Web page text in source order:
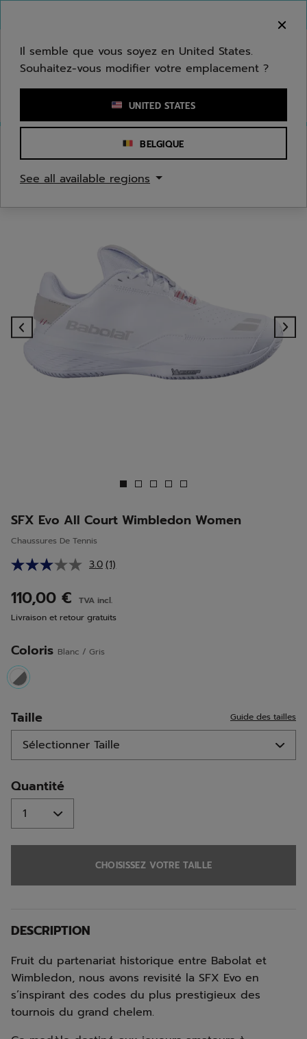
Saisir un mot clé ou un numéro d'article
Previous
SFX Evo All Court Wimbledon Women
Chaussures De Tennis
3.0 Lire
Lien
sur
la
(1)
110,00 €
TVA incl.
Livraison et retour gratuits
Coloris Blanc / Gris
selected
Taille Guide des tailles
Quantité
CHOISISSEZ VOTRE TAILLE
DESCRIPTION
Fruit du partenariat historique entre Babolat et
Wimbledon, nous avons revisité la SFX Evo en
s’inspirant des codes du plus prestigieux des
tournois du grand chelem.
Il semble que vous soyez en United States.
Souhaitez-vous modifier votre emplacement ?
UNITED STATES
BELGIQUE
See all available regions